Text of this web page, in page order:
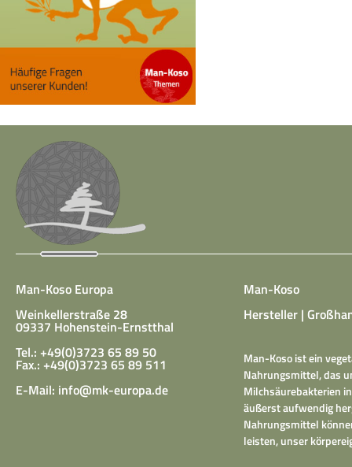
Man-Koso Europa
Weinkellerstraße 28
09337 Hohenstein-Ernstthal
Tel.: +49(0)3723 65 89 50
Fax.: +49(0)3723 65 89 511
E-Mail: info@mk-europa.de
Man-Koso
Hersteller |
Man-Koso ist ein
Nahrungsmittel, das
Milchsäurebakterien
äußerst aufwendig
Nahrungsmittel
leisten, unser